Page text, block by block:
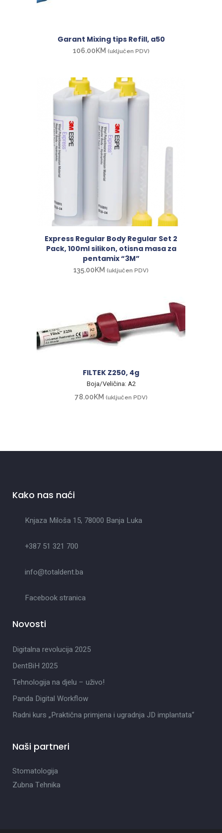
Garant Mixing tips Refill, a50
106.00KM (uključen PDV)
Express Regular Body Regular Set 2
Pack, 100ml silikon, otisna masa za
pentamix “3M”
135.00KM (uključen PDV)
FILTEK Z250, 4g
Boja/Veličina: A2
78.00KM (uključen PDV)
Kako nas naći
Knjaza Miloša 15, 78000 Banja Luka
+387 51 321 700
info@totaldent.ba
Facebook stranica
Novosti
Digitalna revolucija 2025
DentBiH 2025
Tehnologija na djelu – uživo!
Panda Digital Workflow
Radni kurs „Praktična primjena i ugradnja JD implantata“
Naši partneri
Stomatologija
Zubna Tehnika